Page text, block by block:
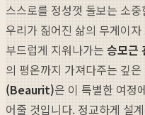
스스로를 정성껏 돌보는 소
우리가 짊어진 삶의 무게이
부드럽게 지워나가는 승모근
의 평온까지 가져다주는 깊
(Beaurit)은 이 특별한 여정
어줄 것입니다. 정교하게 설